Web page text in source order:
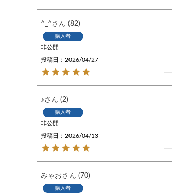
^_^ 82
購入者
非公開
投稿日 2026/04/27
♪ 2
購入者
非公開
投稿日 2026/04/13
みゃお 70
購入者